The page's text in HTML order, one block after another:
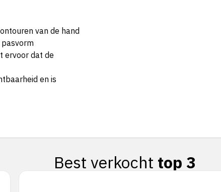
van de hand
ervoor dat de
en is
Best verkocht top 3